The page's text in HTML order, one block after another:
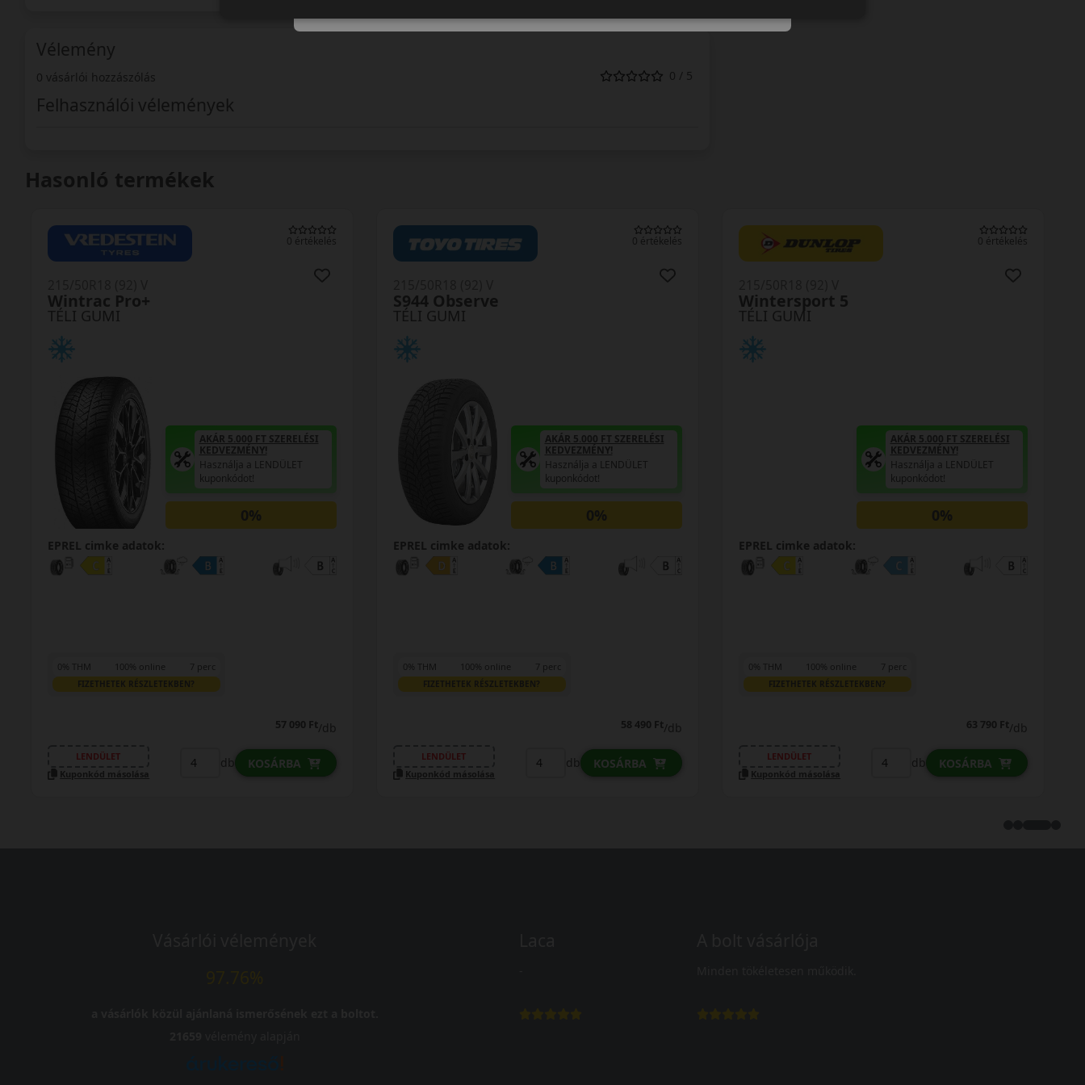
Vélemény
0 vásárlói hozzászólás 0 / 5
Felhasználói vélemények
Hasonló termékek
0 értékelés
TÉLI GUMI
Wintrac Pro+
AKÁR 5.000 FT SZERELÉSI
KEDVEZMÉNY!
Használja a LENDÜLET
kuponkódot!
0%
EPREL cimke adatok:
0% THM 100% online 7 perc
FIZETHETEK RÉSZLETEKBEN?
57 090 Ft/db
LENDÜLET
Kuponkód másolása
db KOSÁRBA
0 értékelés
TÉLI GUMI
S944 Observe
AKÁR 5.000 FT SZERELÉSI
KEDVEZMÉNY!
Használja a LENDÜLET
kuponkódot!
0%
EPREL cimke adatok:
0% THM 100% online 7 perc
FIZETHETEK RÉSZLETEKBEN?
58 490 Ft/db
LENDÜLET
Kuponkód másolása
db KOSÁRBA
0 értékelés
TÉLI GUMI
Wintersport 5
AKÁR 5.000 FT SZERELÉSI
KEDVEZMÉNY!
Használja a LENDÜLET
kuponkódot!
0%
EPREL cimke adatok:
0% THM 100% online 7 perc
FIZETHETEK RÉSZLETEKBEN?
63 790 Ft/db
LENDÜLET
Kuponkód másolása
db KOSÁRBA